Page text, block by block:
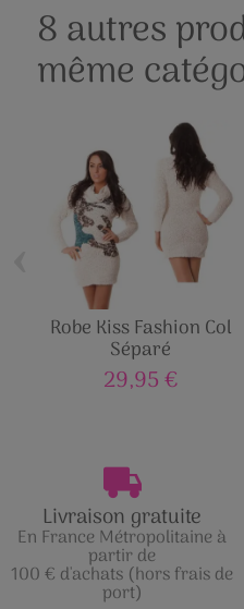
8 autres
même
Robe Kiss Fashion Col
Séparé
29,95 €
Livraison gratuite
En France Métropolitaine à
partir de
100 € d'achats (hors frais de
port)